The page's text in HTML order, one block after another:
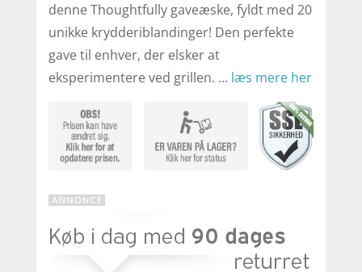
denne Thoughtfully gaveæske, fyldt med 20
unikke krydderiblandinger! Den perfekte
gave til enhver, der elsker at
eksperimentere ved grillen. … læs mere her